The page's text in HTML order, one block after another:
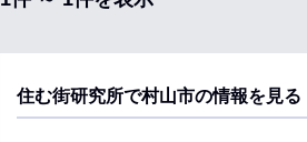
住む街研究所で村山市の情報を見る